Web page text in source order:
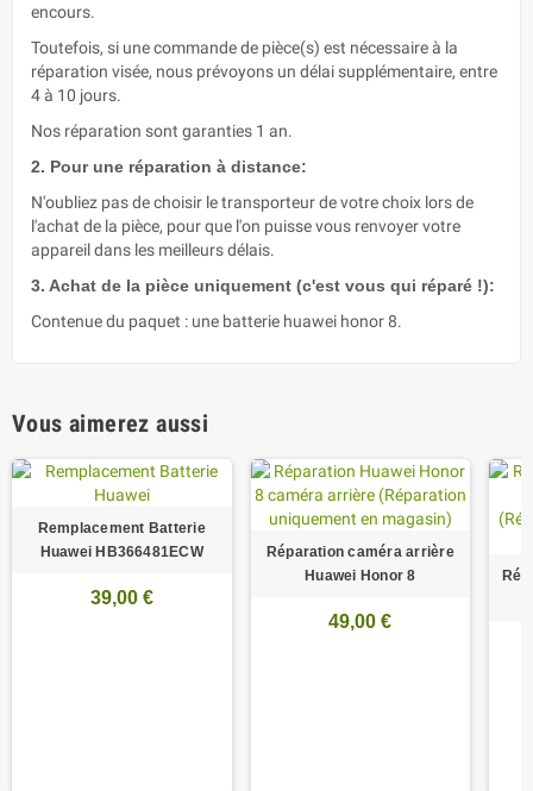
encours.
Toutefois, si une commande de pièce(s) est nécessaire à la
réparation visée, nous prévoyons un délai supplémentaire, entre
4 à 10 jours.
Nos réparation sont garanties 1 an.
2. Pour une réparation à distance:
N'oubliez pas de choisir le transporteur de votre choix lors de
l'achat de la pièce, pour que l'on puisse vous renvoyer votre
appareil dans les meilleurs délais.
3. Achat de la pièce uniquement (c'est vous qui réparé !):
Contenue du paquet : une batterie huawei honor 8.
Vous aimerez aussi
Remplacement Batterie
Huawei HB366481ECW
39,00 €
Réparation caméra arrière
Huawei Honor 8
49,00 €